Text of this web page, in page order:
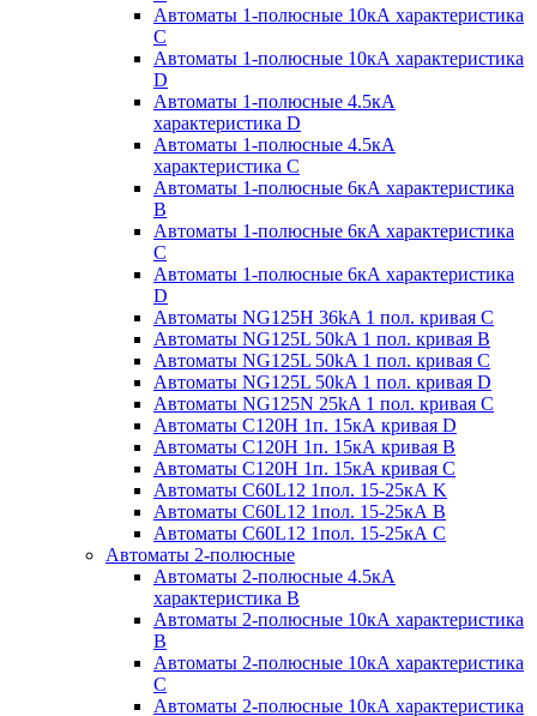
Автоматы 1-полюсные 10кА характеристика
C
Автоматы 1-полюсные 10кА характеристика
D
Автоматы 1-полюсные 4.5кА
характеристика D
Автоматы 1-полюсные 4.5кА
характеристика С
Автоматы 1-полюсные 6кА характеристика
B
Автоматы 1-полюсные 6кА характеристика
C
Автоматы 1-полюсные 6кА характеристика
D
Автоматы NG125H 36kA 1 пол. кривая C
Автоматы NG125L 50kA 1 пол. кривая B
Автоматы NG125L 50kA 1 пол. кривая C
Автоматы NG125L 50kA 1 пол. кривая D
Автоматы NG125N 25kA 1 пол. кривая C
Автоматы С120H 1п. 15кА кривая D
Автоматы С120H 1п. 15кА кривая В
Автоматы С120H 1п. 15кА кривая С
Автоматы С60L12 1пол. 15-25кА K
Автоматы С60L12 1пол. 15-25кА В
Автоматы С60L12 1пол. 15-25кА С
Автоматы 2-полюсные
Автоматы 2-полюсные 4.5кА
характеристика В
Автоматы 2-полюсные 10кА характеристика
B
Автоматы 2-полюсные 10кА характеристика
C
Автоматы 2-полюсные 10кА характеристика